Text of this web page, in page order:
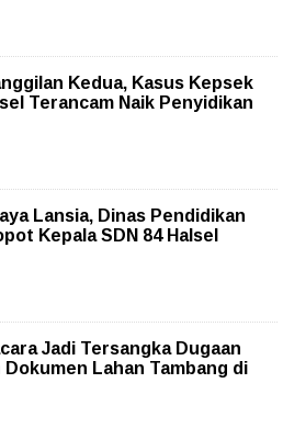
Kedua, Kasus Kepsek
Terancam Naik Penyidikan
Lansia, Dinas Pendidikan
Kepala SDN 84 Halsel
Jadi Tersangka Dugaan
Dokumen Lahan Tambang di